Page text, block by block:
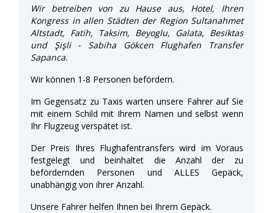
Wir betreiben von zu Hause aus, Hotel, Ihren
Kongress in allen Städten der Region Sultanahmet
Altstadt, Fatih, Taksim, Beyoglu, Galata, Besiktas
und Şişli - Sabiha Gökcen Flughafen Transfer
Sapanca.
Wir können 1-8 Personen befördern.
Im Gegensatz zu Taxis warten unsere Fahrer auf Sie
mit einem Schild mit Ihrem Namen und selbst wenn
Ihr Flugzeug verspätet ist.
Der Preis Ihres Flughafentransfers wird im Voraus
festgelegt und beinhaltet die Anzahl der zu
befördernden Personen und ALLES Gepäck,
unabhängig von ihrer Anzahl.
Unsere Fahrer helfen Ihnen bei Ihrem Gepäck.